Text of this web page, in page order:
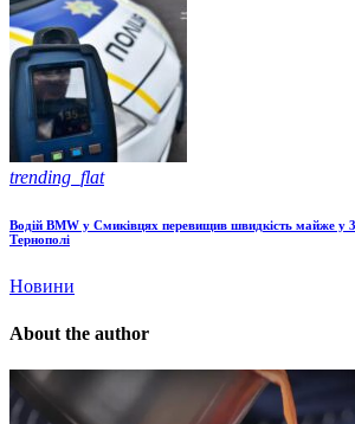
trending_flat
Водій BMW у Смиківцях перевищив швидкість майже у
Тернополі
Новини
About the author